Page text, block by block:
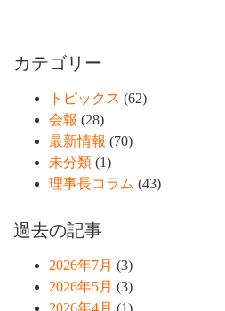
カテゴリー
トピックス (62)
会報 (28)
最新情報 (70)
未分類 (1)
理事長コラム (43)
過去の記事
2026年7月 (3)
2026年5月 (3)